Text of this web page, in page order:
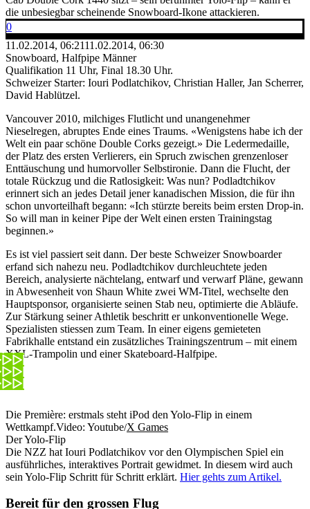
die unbesiegbar scheinende Snowboard-Ikone attackieren.
0
11.02.2014, 06:2111.02.2014, 06:30
Snowboard, Halfpipe Männer
Qualifikation 11 Uhr, Final 18.30 Uhr.
Schweizer Starter: Iouri Podlatchikov, Christian Haller, Jan Scherrer,
David Hablützel.
Vancouver 2010, milchiges Flutlicht und unangenehmer
Nieselregen, abruptes Ende eines Traums. «Wenigstens habe ich der
Welt ein paar schöne Double Corks gezeigt.» Die Ledermedaille,
der Platz des ersten Verlierers, ein Spruch zwischen grenzenloser
Enttäuschung und humorvoller Selbstironie. Dann die Flucht, der
totale Rückzug und die Ratlosigkeit: Was nun? Podladtchikov
erinnert sich an jedes Detail jener kanadischen Mission, die für ihn
schon unvorteilhaft begann: «Ich stürzte bereits beim ersten Drop-in.
So will man in keiner Pipe der Welt einen ersten Trainingstag
beginnen.»
Es ist viel passiert seit dann. Der beste Schweizer Snowboarder
erfand sich nahezu neu. Podladtchikov durchleuchtete jeden
Bereich, analysierte nächtelang, entwarf und verwarf Pläne, gewann
in Abwesenheit von Shaun White zwei WM-Titel, wechselte den
Hauptsponsor, organisierte seinen Stab neu, optimierte die Abläufe.
Zur Stärkung seiner Athletik beschritt er unkonventionelle Wege.
Spezialisten stiessen zum Team. In einer eigens gemieteten
Fabrikhalle entstand ein zusätzliches Trainingszentrum – mit einem
XXL-Trampolin und einer Skateboard-Halfpipe.
Die Première: erstmals steht iPod den Yolo-Flip in einem
Wettkampf.Video: Youtube/X Games
Der Yolo-Flip
Die NZZ hat Iouri Podlatchikov vor den Olympischen Spiel ein
ausführliches, interaktives Portrait gewidmet. In diesem wird auch
sein Yolo-Flip Schritt für Schritt erklärt. Hier gehts zum Artikel.
Bereit für den grossen Flug